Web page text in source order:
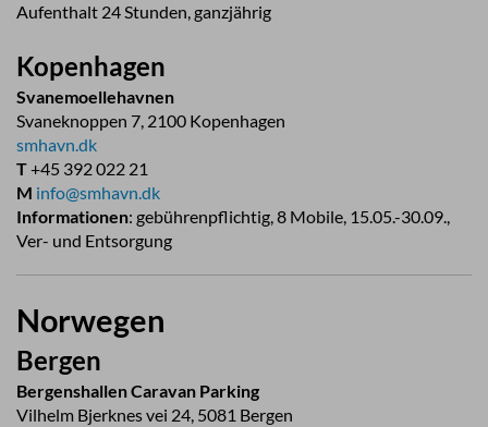
Aufenthalt 24 Stunden, ganzjährig
Kopenhagen
Svanemoellehavnen
Svaneknoppen 7, 2100 Kopenhagen
smhavn.dk
T+45 392 022 21
M info@smhavn.dk
Informationen: gebührenpflichtig, 8 Mobile, 15.05.-30.09.,
Ver- und Entsorgung
Norwegen
Bergen
Bergenshallen Caravan Parking
Vilhelm Bjerknes vei 24, 5081 Bergen